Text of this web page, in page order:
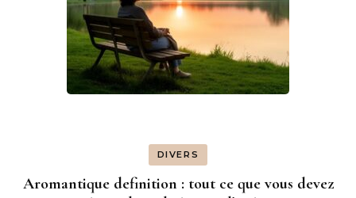
DIVERS
Aromantique definition : tout ce que vous devez